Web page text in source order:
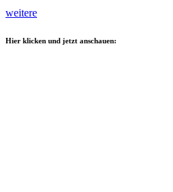
weitere
Hier klicken und jetzt anschauen: